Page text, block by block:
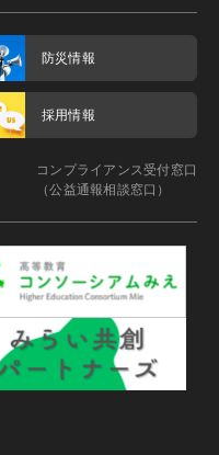
防災情報
採用情報
コンプライアンス受付窓口
（公益通報相談窓口）